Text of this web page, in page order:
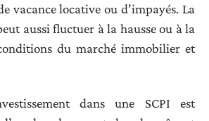
vacance locative ou d’impayés. La
aussi fluctuer à la hausse ou à la
du marché immobilier et
dans une SCPI est